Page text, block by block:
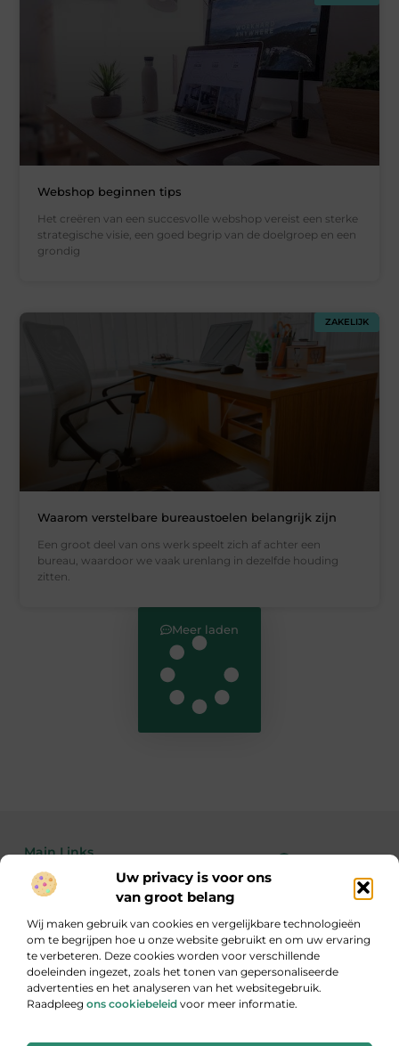
Uw privacy is voor ons
van groot belang
Wij maken gebruik van cookies en vergelijkbare technologieën
om te begrijpen hoe u onze website gebruikt en om uw ervaring
te verbeteren. Deze cookies worden voor verschillende
doeleinden ingezet, zoals het tonen van gepersonaliseerde
advertenties en het analyseren van het websitegebruik.
Raadpleeg ons cookiebeleid voor meer informatie.
Webshop beginnen tips
Het creëren van een succesvolle webshop vereist een sterke
strategische visie, een goed begrip van de doelgroep en een
grondig
ZAKELIJK
Waarom verstelbare bureaustoelen belangrijk zijn
Een groot deel van ons werk speelt zich af achter een
bureau, waardoor we vaak urenlang in dezelfde houding
zitten.
Meer laden
Main Links
Bekende Nederlanders
Inzicht, inspiratie en informatie
Een gevarieerde verzameling blogs die je aan het denken zet.